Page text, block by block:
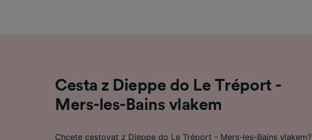
Cesta z Dieppe do Le Tréport -
Mers-les-Bains vlakem
Chcete cestovat z Dieppe do Le Tréport - Mers-les-Bains vlakem?